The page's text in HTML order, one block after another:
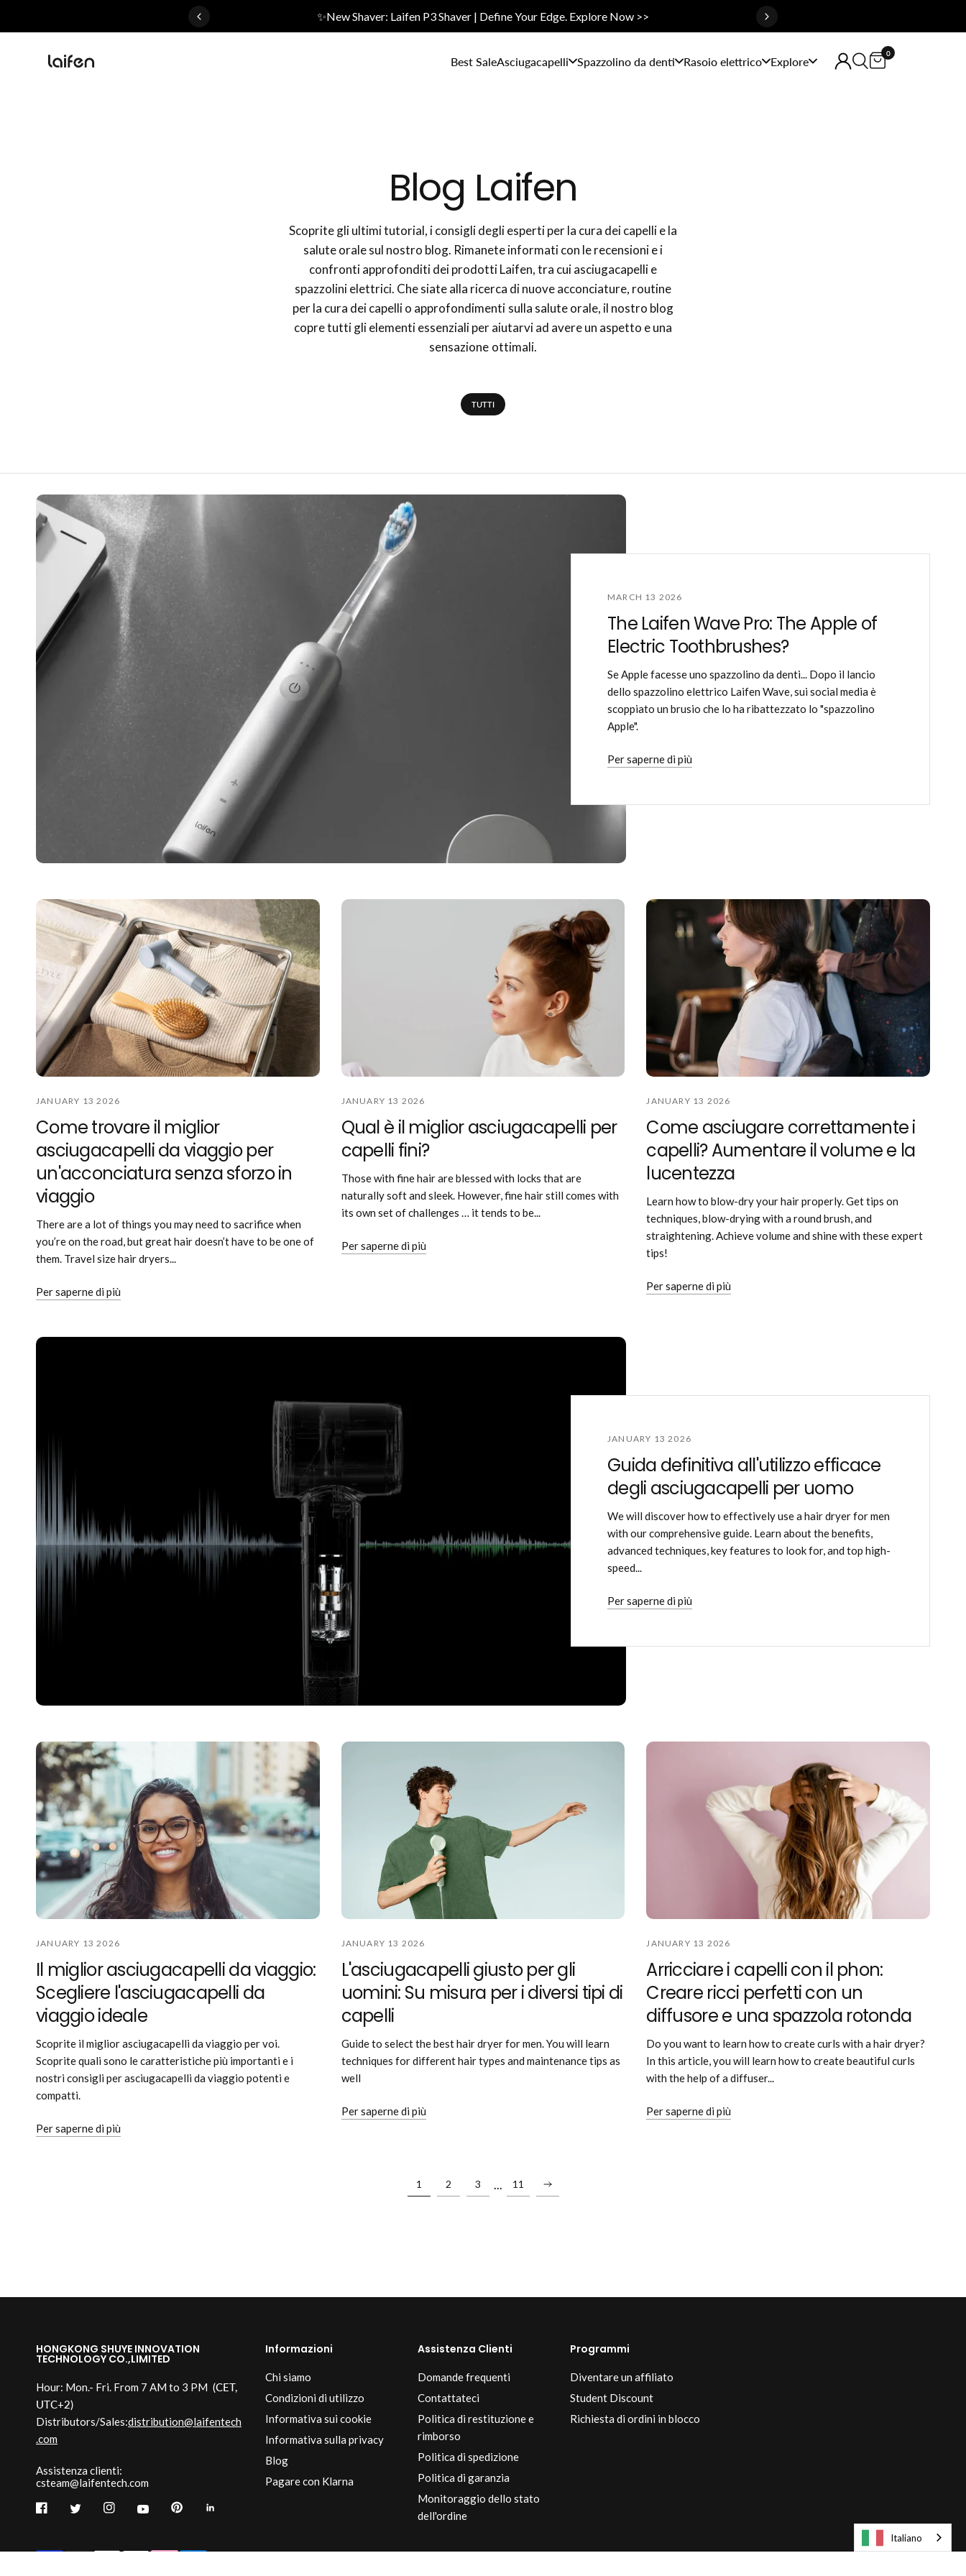
✨New Shaver: Laifen P3 Shaver | Define Your Edge. Explore Now >>
Best SaleAsciugacapelli Spazzolino da denti Rasoio elettrico Explore
0
Blog Laifen
Scoprite gli ultimi tutorial, i consigli degli esperti per la cura dei capelli e la
salute orale sul nostro blog. Rimanete informati con le recensioni e i
confronti approfonditi dei prodotti Laifen, tra cui asciugacapelli e
spazzolini elettrici. Che siate alla ricerca di nuove acconciature, routine
per la cura dei capelli o approfondimenti sulla salute orale, il nostro blog
copre tutti gli elementi essenziali per aiutarvi ad avere un aspetto e una
sensazione ottimali.
TUTTI
MARCH 13 2026
The Laifen Wave Pro: The Apple of
Electric Toothbrushes?
Se Apple facesse uno spazzolino da denti... Dopo il lancio
dello spazzolino elettrico Laifen Wave, sui social media è
scoppiato un brusio che lo ha ribattezzato lo "spazzolino
Apple".
Per saperne di più
JANUARY 13 2026
Come trovare il miglior
asciugacapelli da viaggio per
un'acconciatura senza sforzo in
viaggio
There are a lot of things you may need to sacrifice when
you’re on the road, but great hair doesn’t have to be one of
them. Travel size hair dryers...
Per saperne di più
JANUARY 13 2026
Qual è il miglior asciugacapelli per
capelli fini?
Those with fine hair are blessed with locks that are
naturally soft and sleek. However, fine hair still comes with
its own set of challenges … it tends to be...
Per saperne di più
JANUARY 13 2026
Come asciugare correttamente i
capelli? Aumentare il volume e la
lucentezza
Learn how to blow-dry your hair properly. Get tips on
techniques, blow-drying with a round brush, and
straightening. Achieve volume and shine with these expert
tips!
Per saperne di più
JANUARY 13 2026
Guida definitiva all'utilizzo efficace
degli asciugacapelli per uomo
We will discover how to effectively use a hair dryer for men
with our comprehensive guide. Learn about the benefits,
advanced techniques, key features to look for, and top high-
speed...
Per saperne di più
JANUARY 13 2026
Il miglior asciugacapelli da viaggio:
Scegliere l'asciugacapelli da
viaggio ideale
Scoprite il miglior asciugacapelli da viaggio per voi.
Scoprite quali sono le caratteristiche più importanti e i
nostri consigli per asciugacapelli da viaggio potenti e
compatti.
Per saperne di più
JANUARY 13 2026
L'asciugacapelli giusto per gli
uomini: Su misura per i diversi tipi di
capelli
Guide to select the best hair dryer for men. You will learn
techniques for different hair types and maintenance tips as
well
Per saperne di più
JANUARY 13 2026
Arricciare i capelli con il phon:
Creare ricci perfetti con un
diffusore e una spazzola rotonda
Do you want to learn how to create curls with a hair dryer?
In this article, you will learn how to create beautiful curls
with the help of a diffuser...
Per saperne di più
1 2 3 ... 11
HONGKONG SHUYE INNOVATION
TECHNOLOGY CO.,LIMITED
Hour: Mon.- Fri. From 7 AM to 3 PM (CET,
UTC+2)
Distributors/Sales:distribution@laifentech
.com
Assistenza clienti:
csteam@laifentech.com
Informazioni
Chi siamo
Condizioni di utilizzo
Informativa sui cookie
Informativa sulla privacy
Blog
Pagare con Klarna
Assistenza Clienti
Domande frequenti
Contattateci
Politica di restituzione e
rimborso
Politica di spedizione
Politica di garanzia
Monitoraggio dello stato
dell'ordine
Programmi
Diventare un affiliato
Student Discount
Richiesta di ordini in blocco
Italiano